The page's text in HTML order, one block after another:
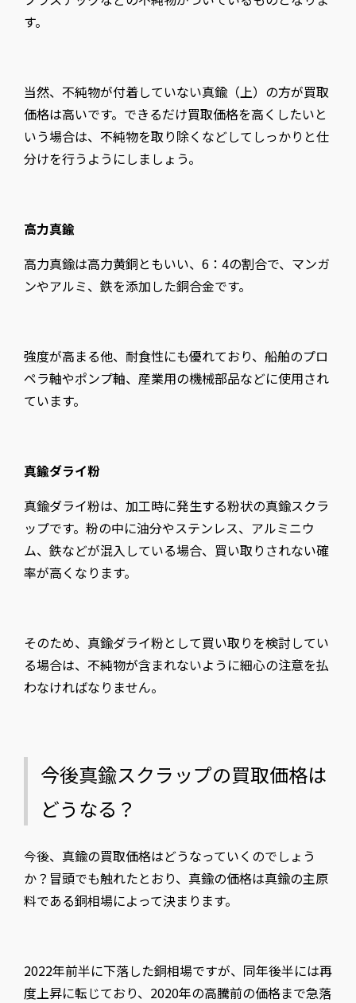
す。
当然、不純物が付着していない真鍮（上）の方が買取
価格は高いです。できるだけ買取価格を高くしたいと
いう場合は、不純物を取り除くなどしてしっかりと仕
分けを行うようにしましょう。
高力真鍮
高力真鍮は高力黄銅ともいい、6：4の割合で、マンガ
ンやアルミ、鉄を添加した銅合金です。
強度が高まる他、耐食性にも優れており、船舶のプロ
ペラ軸やポンプ軸、産業用の機械部品などに使用され
ています。
真鍮ダライ粉
真鍮ダライ粉は、加工時に発生する粉状の真鍮スクラ
ップです。粉の中に油分やステンレス、アルミニウ
ム、鉄などが混入している場合、買い取りされない確
率が高くなります。
そのため、真鍮ダライ粉として買い取りを検討してい
る場合は、不純物が含まれないように細心の注意を払
わなければなりません。
今後真鍮スクラップの買取価格は
どうなる？
今後、真鍮の買取価格はどうなっていくのでしょう
か？冒頭でも触れたとおり、真鍮の価格は真鍮の主原
料である銅相場によって決まります。
2022年前半に下落した銅相場ですが、同年後半には再
度上昇に転じており、2020年の高騰前の価格まで急落